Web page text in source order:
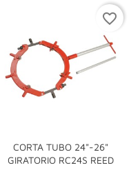
CORTA TUBO 24"-26"
GIRATORIO RC24S REED
favorite_border